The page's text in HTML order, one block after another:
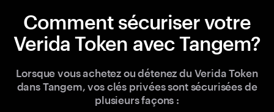
Comment sécuriser votre
Verida Token avec Tangem?
Lorsque vous achetez ou détenez du Verida Token
dans Tangem, vos clés privées sont sécurisées de
plusieurs façons :